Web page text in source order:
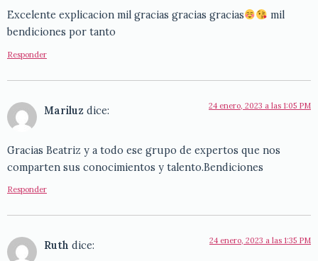
Excelente explicacion mil gracias gracias gracias
mil
bendiciones por tanto
Responder
Mariluz dice: 24 enero, 2023 a las 1:05 PM
Gracias Beatriz y a todo ese grupo de expertos que nos
comparten sus conocimientos y talento.Bendiciones
Responder
Ruth dice: 24 enero, 2023 a las 1:35 PM